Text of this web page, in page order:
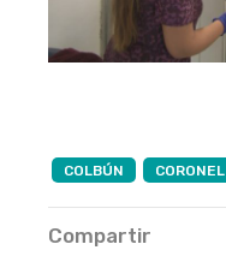
COLBÚN CORONEL
Compartir